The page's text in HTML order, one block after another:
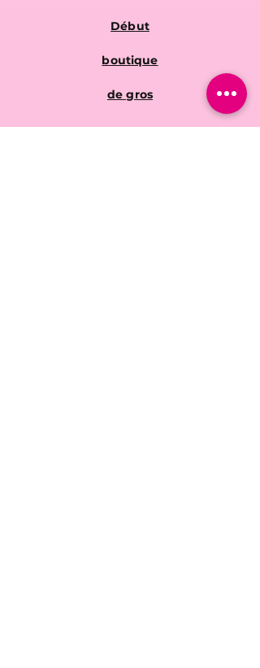
Début
boutique
de gros